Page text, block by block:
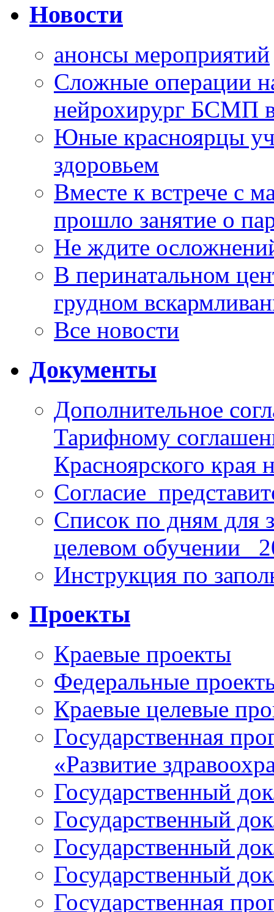
Новости
анонсы мероприятий
Сложные операции
нейрохирург БСМП
Юные красноярцы
здоровьем
Вместе к встрече с
прошло занятие о
Не ждите
В перинатальном
грудном
Все новости
Документы
Дополнительное
Тарифному
Красноярского края
Список по дням для
целевом обучении_
Инструкция по
Проекты
Краевые проекты
Федеральные
Краевые целевые
Государственная
«Развитие
Государственный
Государственный
Государственный
Государственный
Государственная